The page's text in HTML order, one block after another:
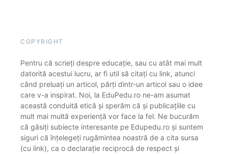
COPYRIGHT
Pentru că scrieți despre educație, sau cu atât mai mult
datorită acestui lucru, ar fi util să citați cu link, atunci
când preluați un articol, părți dintr-un articol sau o idee
care v-a inspirat. Noi, la EduPedu.ro ne-am asumat
această conduită etică și sperăm că și publicațiile cu
mult mai multă experiență vor face la fel. Ne bucurăm
că găsiți subiecte interesante pe Edupedu.ro și suntem
siguri că înțelegeți rugămintea noastră de a cita sursa
(cu link), ca o declarație reciprocă de respect și